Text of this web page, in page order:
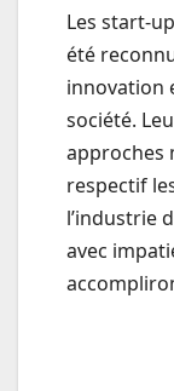
Les start-
été
innovation
société.
approches
respectif
l’industrie
avec